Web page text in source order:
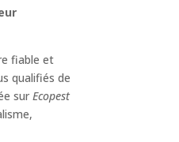
fiable et
qualifiés de
sur Ecopest